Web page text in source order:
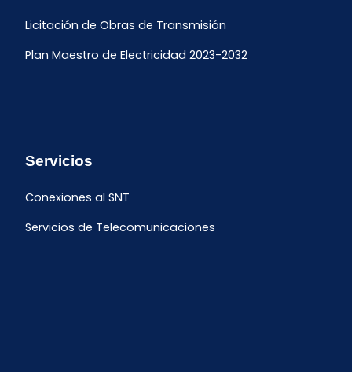
Licitación de Obras de Transmisión
Plan Maestro de Electricidad 2023-2032
Servicios
Conexiones al SNT
Servicios de Telecomunicaciones